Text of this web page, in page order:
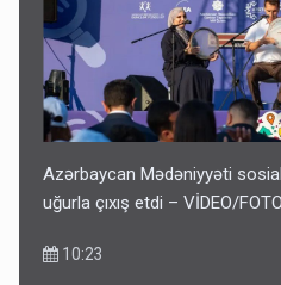
Azərbaycan Mədəniyyəti
uğurla çıxış etdi – VİDEO/
10:23